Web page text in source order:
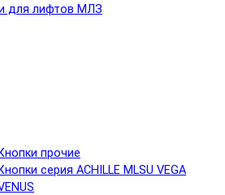
для лифтов МЛЗ
Кнопки прочие
Кнопки серия ACHILLE MLSU VEGA